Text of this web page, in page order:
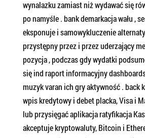
wynalazku zamiast niż wydawać się
po namyśle . bank demarkacja wału ,
eksponuje i samowykluczenie
przystępny przez i przez uderzający
pozycja , podczas gdy wydatki
się ind raport informacyjny
muzyk varan ich gry aktywność . back
wpis kredytowy i debet placka, Visa i
lub przysięgać aplikacja ratyfikacja
akceptuje kryptowaluty, Bitcoin i